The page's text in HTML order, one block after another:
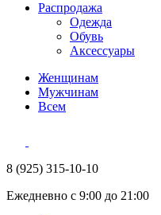
Распродажа
Одежда
Обувь
Аксессуары
Женщинам
Мужчинам
Всем
8 (925) 315-10-10
Ежедневно с 9:00 до 21:00